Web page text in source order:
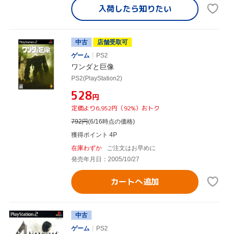
入荷したら知りたい
中古
店舗受取可
ゲーム
PS2
ワンダと巨像
PS2(PlayStation2)
¥528円
定価より6,952円（92%）おトク
792円(6/16時点の価格)
獲得ポイント 4P
在庫わずか
ご注文はお早めに
発売年月日：2005/10/27
カートへ追加
中古
ゲーム
PS2